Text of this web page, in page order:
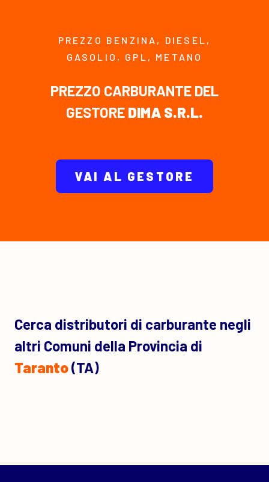
PREZZO BENZINA, DIESEL,
GASOLIO, GPL, METANO
PREZZO CARBURANTE DEL
GESTORE DIMA S.R.L.
VAI AL GESTORE
Cerca distributori di carburante negli
altri Comuni della Provincia di
Taranto(TA)